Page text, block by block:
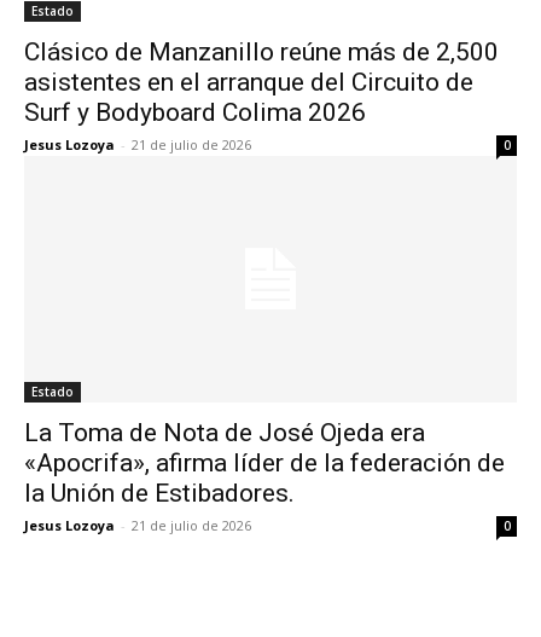
Estado
Clásico de Manzanillo reúne más de 2,500
asistentes en el arranque del Circuito de
Surf y Bodyboard Colima 2026
Jesus Lozoya - 21 de julio de 2026 0
Estado
La Toma de Nota de José Ojeda era
«Apocrifa», afirma líder de la federación de
la Unión de Estibadores.
Jesus Lozoya - 21 de julio de 2026 0